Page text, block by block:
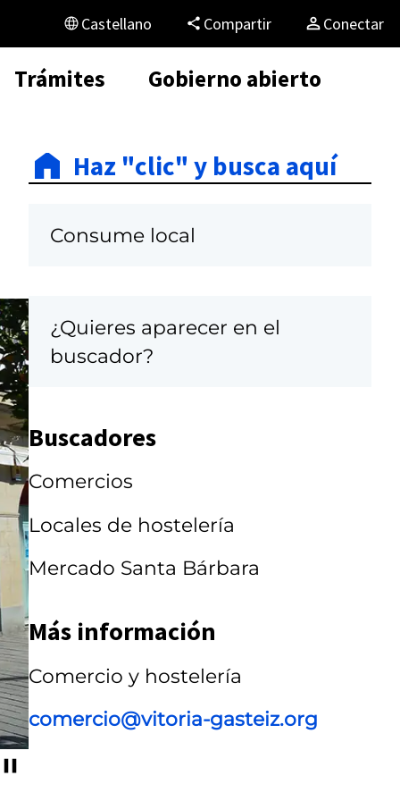
Castellano Compartir Conectar
Trámites Gobierno abierto
C
a
r
r
u
s
e
l
Haz "clic" y busca aquí
Consume local
¿Quieres aparecer en el
buscador?
Buscadores
Comercios
Locales de hostelería
Mercado Santa Bárbara
Más información
Comercio y hostelería
comercio@vitoria-gasteiz.org